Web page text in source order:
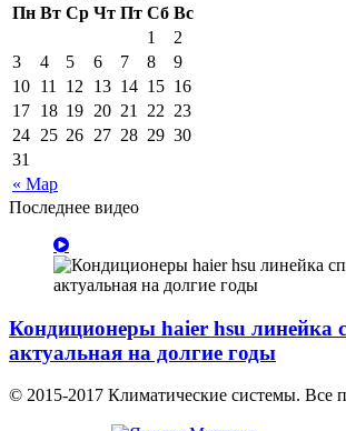
Пн Вт Ср Чт Пт Сб Вс
« Мар
1
2
3
4 5 6 7 8
9
10 11 12 13 14 15 16
17 18 19 20 21 22 23
24 25 26 27 28 29 30
31
Последнее видео
Кондиционеры haier hsu линейка
актуальная на долгие годы
© 2015-2017 Климатические системы. Все